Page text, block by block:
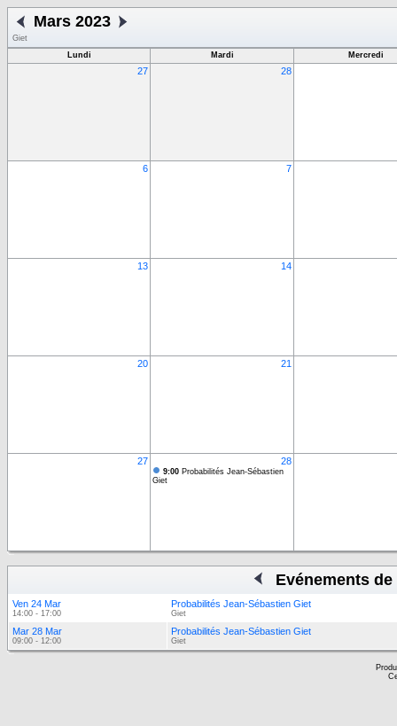
Mars 2023
Giet
Lundi
Mardi Mercredi
27 28
6 7
13 14
20 21
27 28
9:00 Probabilités Jean-Sébastien
Giet
Evénements
Ven 24 Mar
14:00 - 17:00
Probabilités Jean-Sébastien Giet
Giet
Mar 28 Mar
09:00 - 12:00
Probabilités Jean-Sébastien Giet
Giet